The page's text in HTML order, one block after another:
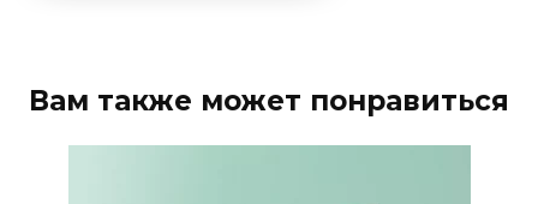
Вам также может понравиться